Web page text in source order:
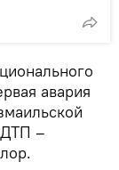
авария
ДТП –